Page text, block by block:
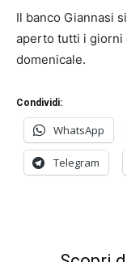
Il banco Giannasi
aperto tutti i giorni
domenicale.
Condividi:
WhatsApp
Telegram